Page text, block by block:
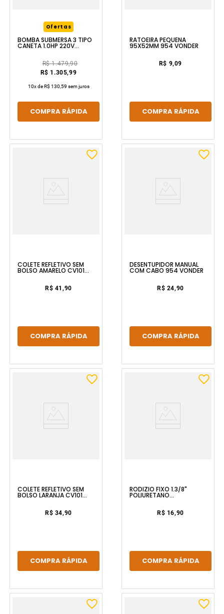
Ofertas
BOMBA SUBMERSA 3 TIPO
CANETA 1.0HP 220V
R$ 1.479,90
R$ 1.305,99
10x deR$ 130,59 sem juros
COMPRA RÁPIDA
RATOEIRA PEQUENA
95X52MM 954 VONDER
R$ 9,09
COMPRA RÁPIDA
COLETE REFLETIVO SEM
BOLSO AMARELO CV101
R$ 41,90
COMPRA RÁPIDA
DESENTUPIDOR MANUAL
COM CABO 954 VONDER
R$ 24,90
COMPRA RÁPIDA
COLETE REFLETIVO SEM
BOLSO LARANJA CV101
R$ 34,90
COMPRA RÁPIDA
RODIZIO FIXO 1.3/8"
POLIURETANO
R$ 16,90
COMPRA RÁPIDA